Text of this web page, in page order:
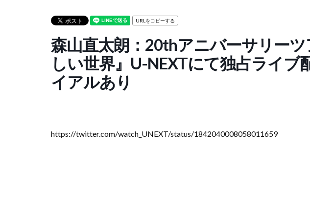
URLをコピーする
森山直太朗：20thアニバーサリーツ
しい世界』U-NEXTにて独占ライ
イアルあり
https://twitter.com/watch_UNEXT/status/1842040008058011659